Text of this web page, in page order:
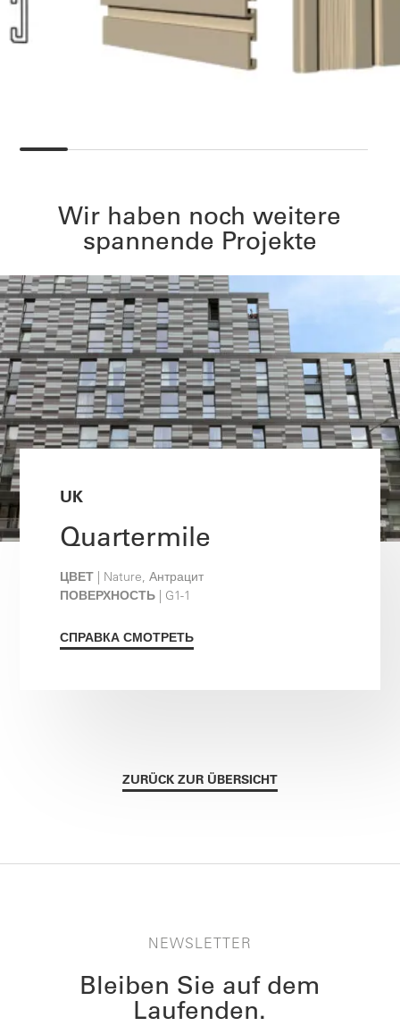
Wir haben noch weitere
spannende Projekte
UK
Quartermile
ЦВЕТ | Nature, Антрацит
ПОВЕРХНОСТЬ | G1-1
СПРАВКА СМОТРЕТЬ
ZURÜCK ZUR ÜBERSICHT
NEWSLETTER
Bleiben Sie auf dem
Laufenden.